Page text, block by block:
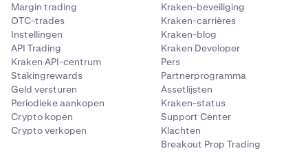
Margin trading
OTC-trades
Instellingen
API Trading
Kraken API-centrum
Stakingrewards
Geld versturen
Periodieke aankopen
Crypto kopen
Crypto verkopen
Kraken-beveiliging
Kraken-carrières
Kraken-blog
Kraken Developer
Pers
Partnerprogramma
Assetlijsten
Kraken-status
Support Center
Klachten
Breakout Prop Trading